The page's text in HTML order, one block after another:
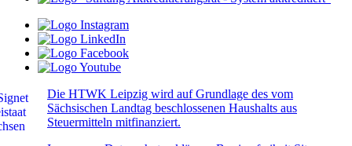
Die HTWK Leipzig wird auf Grundlage des vom
Sächsischen Landtag beschlossenen Haushalts aus
Steuermitteln mitfinanziert.